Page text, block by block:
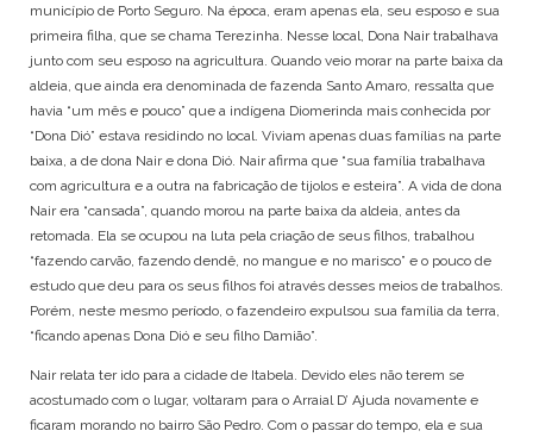
KARAJÁ
KARIRI SAPUYÁ
KOKAMA
KRAÔ
KRENAK
KRENYÊ
KRĨKATI
MANAÓ
PANKARÁ
PANKARARU
PATAXÓ HÃ HÃ HÃE
município de Porto Seguro. Na época, eram apenas ela, seu esposo e sua
primeira filha, que se chama Terezinha. Nesse local, Dona Nair trabalhava
junto com seu esposo na agricultura. Quando veio morar na parte baixa da
aldeia, que ainda era denominada de fazenda Santo Amaro, ressalta que
havia “um mês e pouco” que a indígena Diomerinda mais conhecida por
“Dona Dió” estava residindo no local. Viviam apenas duas famílias na parte
baixa, a de dona Nair e dona Dió. Nair afirma que “sua família trabalhava
com agricultura e a outra na fabricação de tijolos e esteira”. A vida de dona
Nair era “cansada”, quando morou na parte baixa da aldeia, antes da
retomada. Ela se ocupou na luta pela criação de seus filhos, trabalhou
“fazendo carvão, fazendo dendê, no mangue e no marisco” e o pouco de
estudo que deu para os seus filhos foi através desses meios de trabalhos.
Porém, neste mesmo período, o fazendeiro expulsou sua família da terra,
“ficando apenas Dona Dió e seu filho Damião”.
Nair relata ter ido para a cidade de Itabela. Devido eles não terem se
acostumado com o lugar, voltaram para o Arraial D’ Ajuda novamente e
ficaram morando no bairro São Pedro. Com o passar do tempo, ela e sua